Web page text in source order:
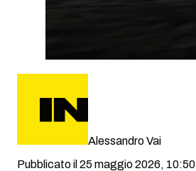
Alessandro Vai
Pubblicato il 25 maggio 2026, 10:50